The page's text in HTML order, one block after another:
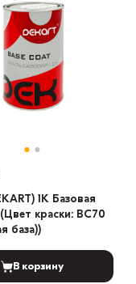
1К Базовая
краски: BC70
база))
В корзину